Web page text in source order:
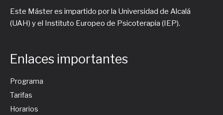
Este Máster es impartido por la Universidad de Alcalá
(UAH) y el Instituto Europeo de Psicoterapia (IEP).
Enlaces importantes
Programa
Tarifas
Horarios